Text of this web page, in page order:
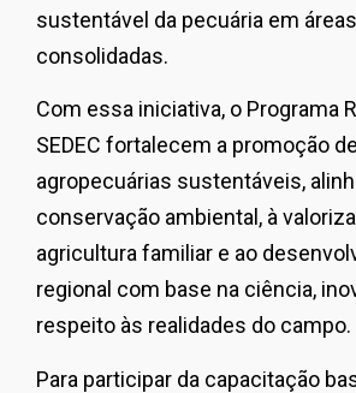
sustentável da pecuária em
consolidadas.
Com essa iniciativa, o Programa
SEDEC fortalecem a promoção
agropecuárias sustentáveis,
conservação ambiental, à
agricultura familiar e ao
regional com base na ciência,
respeito às realidades do campo.
Para participar da capacitação